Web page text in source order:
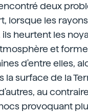
deux
lorsque les
heurtent les
et
d'entre elles,
surface de la
au
provoquant